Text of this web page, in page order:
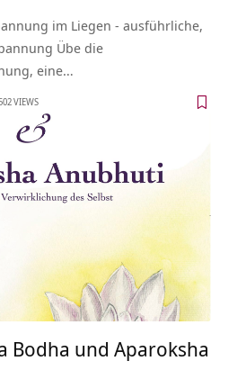
im Liegen - ausführliche,
Übe die
eine…
VIEWS
Bodha und Aparoksha